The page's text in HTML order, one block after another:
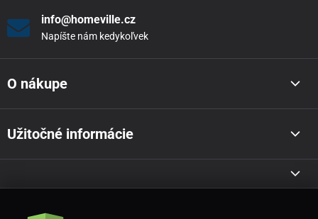
info@homeville.cz
Napíšte nám kedykoľvek
O nákupe
Užitočné informácie
Akcie a novinky e-mailom